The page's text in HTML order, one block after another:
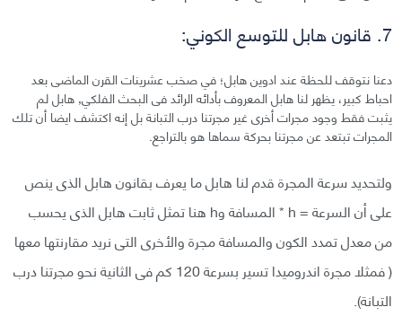
7. قانون هابل للتوسع الكوني:
دعنا نتوقف للحظة عند ادوين هابل؛ في صخب عشرينات القرن الماضى بعد
احباط كبير، يظهر لنا هابل المعروف بأدائه الرائد فى البحث الفلكي, هابل لم
يثبت فقط وجود مجرات أخرى غير مجرتنا درب التبانة بل إنه اكتشف ايضا أن تلك
المجرات تبتعد عن مجرتنا بحركة سماها هو بالتراجع.
ولتحديد سرعة المجرة قدم لنا هابل ما يعرف بقانون هابل الذى ينص
على أن السرعة = h * المسافة وh هنا تمثل ثابت هابل الذى يحسب
من معدل تمدد الكون والمسافة مجرة والأخرى التى نريد مقارنتها معها
( فمثلا مجرة اندروميدا تسير بسرعة 120 كم فى الثانية نحو مجرتنا درب
التبانة).